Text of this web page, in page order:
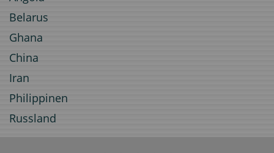
Belarus
Ghana
China
Iran
Philippinen
Russland